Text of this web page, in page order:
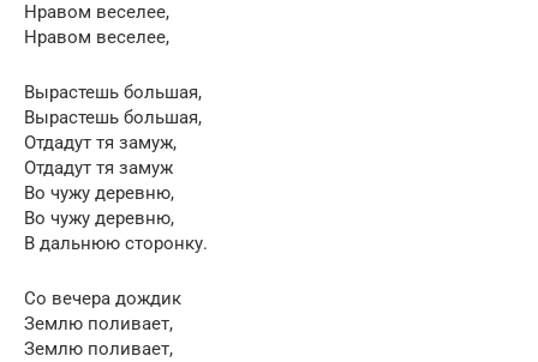
Нравом веселее,
Нравом веселее,
Вырастешь большая,
Вырастешь большая,
Отдадут тя замуж,
Отдадут тя замуж
Во чужу деревню,
Во чужу деревню,
В дальнюю сторонку.
Со вечера дождик
Землю поливает,
Землю поливает,